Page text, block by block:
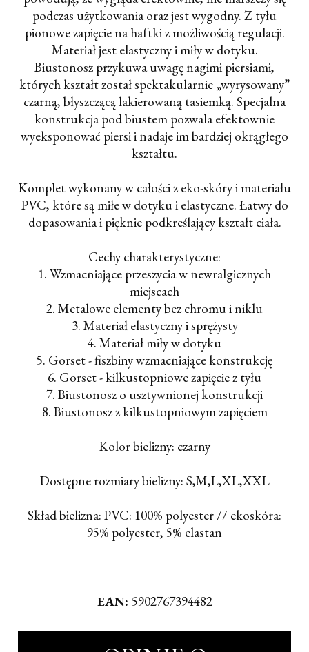
podczas użytkowania oraz jest wygodny. Z tyłu
pionowe zapięcie na haftki z możliwością regulacji.
Materiał jest elastyczny i miły w dotyku.
Biustonosz przykuwa uwagę nagimi piersiami,
których kształt został spektakularnie „wyrysowany”
czarną, błyszczącą lakierowaną tasiemką. Specjalna
konstrukcja pod biustem pozwala efektownie
wyeksponować piersi i nadaje im bardziej okrągłego
kształtu.
Komplet wykonany w całości z eko-skóry i materiału
PVC, które są miłe w dotyku i elastyczne. Łatwy do
dopasowania i pięknie podkreślający kształt ciała.
Cechy charakterystyczne:
1. Wzmacniające przeszycia w newralgicznych
miejscach
2. Metalowe elementy bez chromu i niklu
3. Materiał elastyczny i sprężysty
4. Materiał miły w dotyku
5. Gorset - fiszbiny wzmacniające konstrukcję
6. Gorset - kilkustopniowe zapięcie z tyłu
7. Biustonosz o usztywnionej konstrukcji
8. Biustonosz z kilkustopniowym zapięciem
Kolor bielizny: czarny
Dostępne rozmiary bielizny: S,M,L,XL,XXL
Skład bielizna: PVC: 100% polyester // ekoskóra:
95% polyester, 5% elastan
EAN: 5902767394482